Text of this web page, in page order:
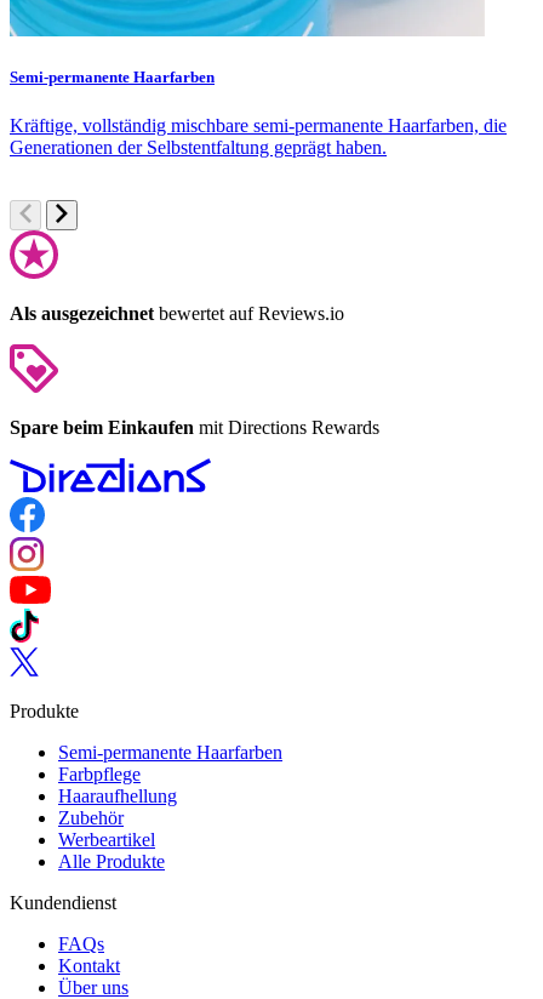
Semi-permanente Haarfarben
Kräftige, vollständig mischbare semi-permanente Haarfarben, die
Generationen der Selbstentfaltung geprägt haben.
Als ausgezeichnet bewertet auf Reviews.io
Spare beim Einkaufen mit Directions Rewards
Follow us on Facebook
Follow us on Instagram
Follow us on YouTube
Follow us on TikTok
Follow us on Twitter
Produkte
Semi-permanente Haarfarben
Farbpflege
Haaraufhellung
Zubehör
Werbeartikel
Alle Produkte
Kundendienst
FAQs
Kontakt
Über uns